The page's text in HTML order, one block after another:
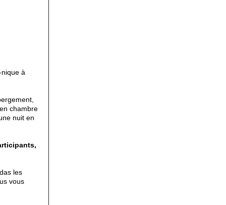
à
chambre
nuit en
les
vous